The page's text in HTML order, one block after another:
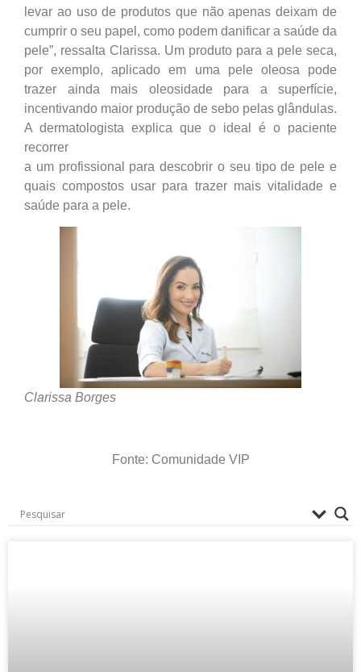
levar ao uso de produtos que não apenas deixam de
cumprir o seu papel, como podem danificar a saúde da
pele”, ressalta Clarissa. Um produto para a pele seca,
por exemplo, aplicado em uma pele oleosa pode
trazer ainda mais oleosidade para a superfície,
incentivando maior produção de sebo pelas glândulas.
A dermatologista explica que o ideal é o paciente
recorrer
a um profissional para descobrir o seu tipo de pele e
quais compostos usar para trazer mais vitalidade e
saúde para a pele.
Clarissa Borges
Fonte: Comunidade VIP